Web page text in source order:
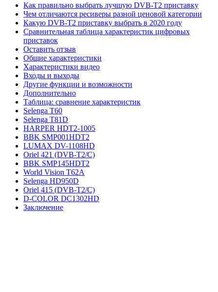
Как правильно выбрать лучшую DVB-T2 приставку
Чем отличаются ресиверы разной ценовой категории
Какую DVB-T2 приставку выбрать в 2020 году
Сравнительная таблица характеристик цифровых
приставок
Оставить отзыв
Общие характеристики
Характеристики видео
Входы и выходы
Другие функции и возможности
Дополнительно
Таблица: сравнение характеристик
Selenga T60
Selenga T81D
HARPER HDT2-1005
BBK SMP001HDT2
LUMAX DV-1108HD
Oriel 421 (DVB-T2/C)
BBK SMP145HDT2
World Vision T62A
Selenga HD950D
Oriel 415 (DVB-T2/C)
D-COLOR DC1302HD
Заключение